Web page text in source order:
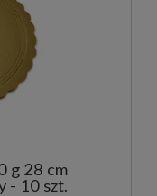
g 28 cm
- 10 szt.